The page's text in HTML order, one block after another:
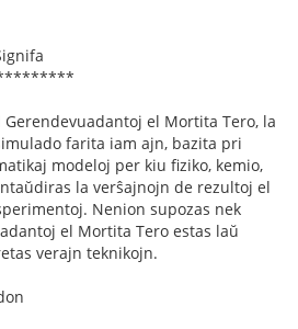
Gerendevuadantoj el Mortita Tero, la
farita iam ajn, bazita pri
modeloj per kiu fiziko, kemio,
la verŝajnojn de rezultoj el
Nenion supozas nek
el Mortita Tero estas laŭ
verajn teknikojn.